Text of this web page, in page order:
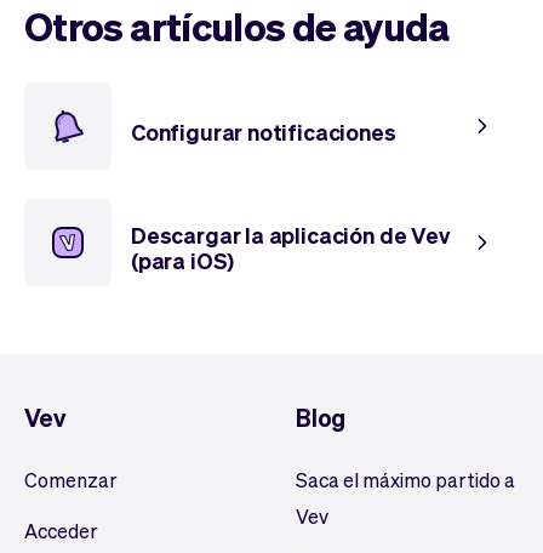
Otros artículos de ayuda
Configurar notificaciones
Descargar la aplicación de Vev
(para iOS)
Vev
Comenzar
Acceder
Blog
Saca el máximo partido a
Vev